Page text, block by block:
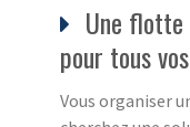
Une flotte
pour tous
Vous organiser